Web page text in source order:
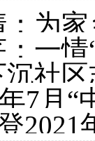
为
一
沉社
7月“
2021